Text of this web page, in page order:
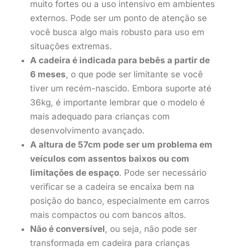
muito fortes ou a uso intensivo em ambientes
externos. Pode ser um ponto de atenção se
você busca algo mais robusto para uso em
situações extremas.
A cadeira é indicada para bebês a partir de
6 meses, o que pode ser limitante se você
tiver um recém-nascido. Embora suporte até
36kg, é importante lembrar que o modelo é
mais adequado para crianças com
desenvolvimento avançado.
A altura de 57cm pode ser um problema em
veículos com assentos baixos ou com
limitações de espaço. Pode ser necessário
verificar se a cadeira se encaixa bem na
posição do banco, especialmente em carros
mais compactos ou com bancos altos.
Não é conversível, ou seja, não pode ser
transformada em cadeira para crianças